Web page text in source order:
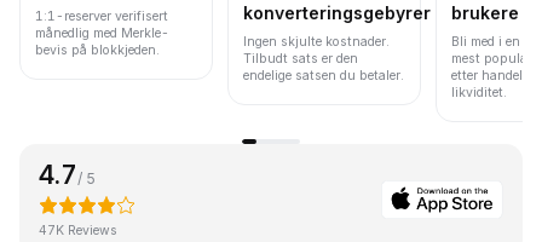
1:1-reserver verifisert
månedlig med Merkle-
bevis på blokkjeden.
konverteringsgebyrer
Ingen skjulte kostnader.
Tilbudt sats er den
endelige satsen du betaler.
brukere
Bli med i en av
mest
etter
likviditet.
4.7 / 5
47K Reviews